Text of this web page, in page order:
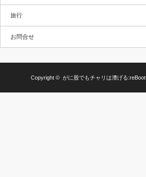
旅行
お問合せ
Copyright © がに股でもチャリは漕げる:reBoot